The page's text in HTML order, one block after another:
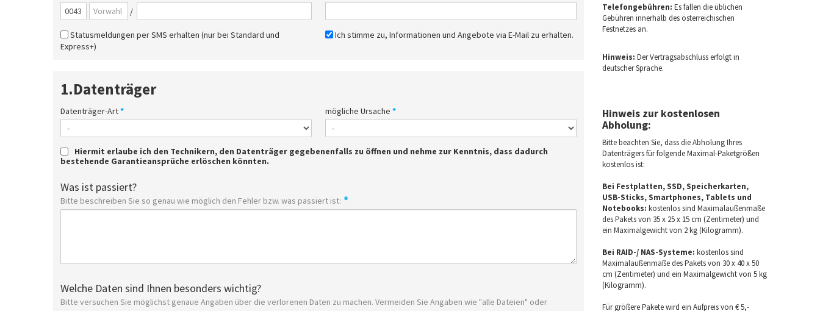
/
Statusmeldungen per SMS erhalten (nur bei Standard und
Express+)
Ich stimme zu, Informationen und Angebote via E-Mail zu erhalten.
1.Datenträger
Datenträger-Art* mögliche Ursache *
Hiermit erlaube ich den Technikern, den Datenträger gegebenenfalls zu öffnen und nehme zur Kenntnis, dass dadurch
bestehende Garantieansprüche erlöschen könnten.
Was ist passiert?
Bitte beschreiben Sie so genau wie möglich den Fehler bzw. was passiert ist: *
Welche Daten sind Ihnen besonders wichtig?
Bitte versuchen Sie möglichst genaue Angaben über die verlorenen Daten zu machen. Vermeiden Sie Angaben wie "alle Dateien" oder
Telefongebühren: Es fallen die üblichen
Gebühren innerhalb des österreichischen
Festnetzes an.
Hinweis: Der Vertragsabschluss erfolgt in
deutscher Sprache.
Hinweis zur kostenlosen
Abholung:
Bitte beachten Sie, dass die Abholung Ihres
Datenträgers für folgende Maximal-Paketgrößen
kostenlos ist:
Bei Festplatten, SSD, Speicherkarten,
USB-Sticks, Smartphones, Tablets und
Notebooks: kostenlos sind Maximalaußenmaße
des Pakets von 35 x 25 x 15 cm (Zentimeter) und
ein Maximalgewicht von 2 kg (Kilogramm).
Bei RAID-/ NAS-Systeme: kostenlos sind
Maximalaußenmaße des Pakets von 30 x 40 x 50
cm (Zentimeter) und ein Maximalgewicht von 5 kg
(Kilogramm).
Für größere Pakete wird ein Aufpreis von € 5,-